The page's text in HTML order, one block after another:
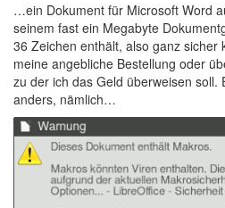
…ein Dokument für Microsoft Word
seinem fast ein Megabyte
36 Zeichen enthält, also ganz sicher
meine angebliche Bestellung oder
zu der ich das Geld überweisen soll.
anders, nämlich…